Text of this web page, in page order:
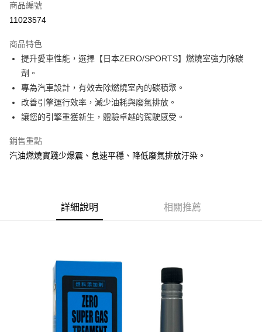
信用卡分期付款
合作金庫商業銀行
華南商業銀行
彰化商業銀行
上海商業儲蓄銀行
國泰世華商業銀行
兆豐國際商業銀行
臺灣中小企業銀行
台中商業銀行
匯豐（台灣）商業銀行
華泰商業銀行
聯邦商業銀行
遠東國際商業銀行
元大商業銀行
台新國際商業銀行
中國信託商業銀行
超商取貨付款
LINE Pay
Apple Pay
街口支付
悠遊付
Google Pay
AFTEE先享後付
１．簡單：不需註冊會員、不需綁卡、不需儲值。
２．便利：只要手機號碼，簡訊認證，即可結帳。
３．安心：先確認商品／服務後，再付款。
【「AFTEE先享後付」結帳流程】
１．於結帳方式選擇「AFTEE先享後付」後，將跳轉至「AFTEE先享後付」
結帳頁面，進行簡訊認證並確認金額後，即可完成結帳。
全家付款取貨
每筆NT$60，滿NT$490(含以上)免運費
商品編號
11023574
商品特色
提升愛車性能，選擇【日本ZERO/SPORTS】燃燒室強力除碳
劑。
專為汽車設計，有效去除燃燒室內的碳積聚。
改善引擎運行效率，減少油耗與廢氣排放。
讓您的引擎重獲新生，體驗卓越的駕駛感受。
銷售重點
汽油燃燒實踐少爆震、怠速平穩、降低廢氣排放汙染。
詳細說明 相關推薦